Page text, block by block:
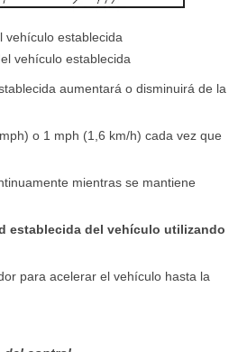
vehículo establecida
vehículo establecida
aumentará o disminuirá de la
o 1 mph (1,6 km/h) cada vez que
mientras se mantiene
establecida del vehículo utilizando
para acelerar el vehículo hasta la